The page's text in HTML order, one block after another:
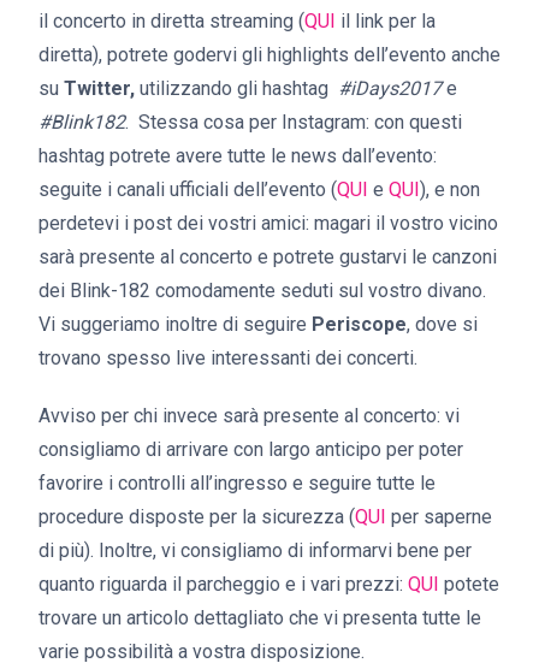
il concerto in diretta streaming (QUI il link per la
diretta), potrete godervi gli highlights dell’evento anche
su Twitter, utilizzando gli hashtag #iDays2017e
#Blink182. Stessa cosa per Instagram: con questi
hashtag potrete avere tutte le news dall’evento:
seguite i canali ufficiali dell’evento (QUI e QUI), e non
perdetevi i post dei vostri amici: magari il vostro vicino
sarà presente al concerto e potrete gustarvi le canzoni
dei Blink-182 comodamente seduti sul vostro divano.
Vi suggeriamo inoltre di seguire Periscope, dove si
trovano spesso live interessanti dei concerti.
Avviso per chi invece sarà presente al concerto: vi
consigliamo di arrivare con largo anticipo per poter
favorire i controlli all’ingresso e seguire tutte le
procedure disposte per la sicurezza (QUI per saperne
di più). Inoltre, vi consigliamo di informarvi bene per
quanto riguarda il parcheggio e i vari prezzi: QUI potete
trovare un articolo dettagliato che vi presenta tutte le
varie possibilità a vostra disposizione.